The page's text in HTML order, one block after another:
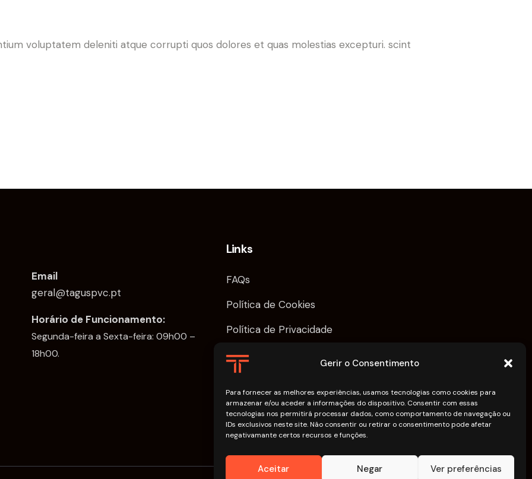
Gerir o Consentimento
Para fornecer as melhores experiências, usamos tecnologias como cookies para
armazenar e/ou aceder a informações do dispositivo. Consentir com essas
tecnologias nos permitirá processar dados, como comportamento de navegação ou
IDs exclusivos neste site. Não consentir ou retirar o consentimento pode afetar
negativamante certos recursos e funções.
Aceitar Negar Ver preferências
voluptatem deleniti atque corrupti quos dolores et quas molestias excepturi. scint
Email
geral@taguspvc.pt
Horário de Funcionamento:
Segunda-feira a Sexta-feira: 09h00 –
18h00.
Links
FAQs
Política de Cookies
Política de Privacidade